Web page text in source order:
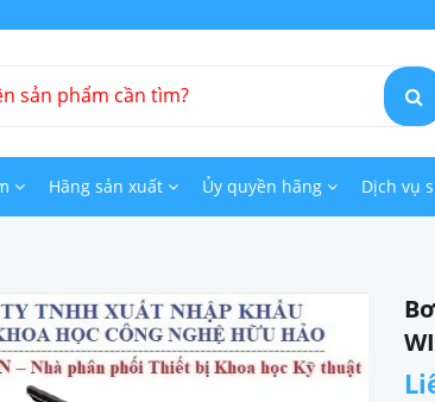
Hãng sản xuất Ủy quyền hãng Dịch vụ